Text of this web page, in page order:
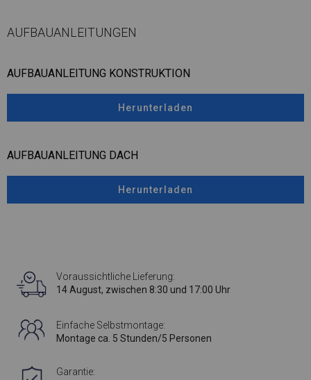
AUFBAUANLEITUNGEN
AUFBAUANLEITUNG KONSTRUKTION
Herunterladen
AUFBAUANLEITUNG DACH
Herunterladen
Voraussichtliche Lieferung:
14 August, zwischen 8:30 und 17:00 Uhr
Einfache Selbstmontage:
Montage ca. 5 Stunden/5 Personen
Garantie: